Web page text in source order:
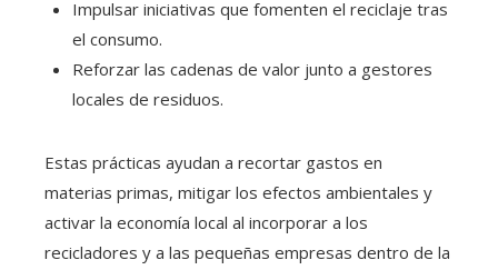
Impulsar iniciativas que fomenten el reciclaje tras
el consumo.
Reforzar las cadenas de valor junto a gestores
locales de residuos.
Estas prácticas ayudan a recortar gastos en
materias primas, mitigar los efectos ambientales y
activar la economía local al incorporar a los
recicladores y a las pequeñas empresas dentro de la